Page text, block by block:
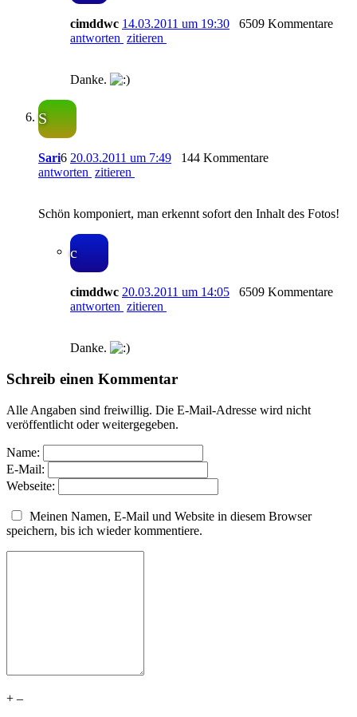
cimddwc 14.03.2011 um 19:30
6509 Kommentare
antworten zitieren
Danke.
S
Sari6 20.03.2011 um 7:49
144 Kommentare
antworten zitieren
Schön komponiert, man erkennt sofort den Inhalt des Fotos!
c
cimddwc 20.03.2011 um 14:05
6509 Kommentare
antworten zitieren
Danke.
Schreib einen Kommentar
Alle Angaben sind freiwillig. Die E-Mail-Adresse wird nicht
veröffentlicht oder weitergegeben.
Name:
E-Mail:
Webseite:
Meinen Namen, E-Mail und Website in diesem Browser
speichern, bis ich wieder kommentiere.
+ –